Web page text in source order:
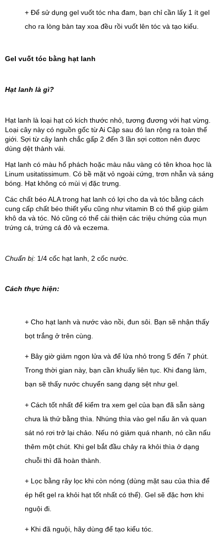
+ Để sử dụng gel vuốt tóc nha đam, bạn chỉ cần lấy 1 ít gel
cho ra lòng bàn tay xoa đều rồi vuốt lên tóc và tạo kiểu.
Gel vuốt tóc bằng hạt lanh
Hạt lanh là gì?
Hạt lanh là loại hạt có kích thước nhỏ, tương đương với hạt vừng.
Loại cây này có nguồn gốc từ Ai Cập sau đó lan rộng ra toàn thế
giới. Sợi từ cây lanh chắc gấp 2 đến 3 lần sợi cotton nên được
dùng dệt thành vải.
Hạt lanh có màu hổ phách hoặc màu nâu vàng có tên khoa học là
Linum usitatissimum. Có bề mặt vỏ ngoài cứng, trơn nhẫn và sáng
bóng. Hạt không có mùi vị đặc trưng.
Các chất béo ALA trong hạt lanh có lợi cho da và tóc bằng cách
cung cấp chất béo thiết yếu cũng như vitamin B có thể giúp giảm
khô da và tóc. Nó cũng có thể cải thiện các triệu chứng của mụn
trứng cá, trứng cá đỏ và eczema.
Chuẩn bị: 1/4 cốc hạt lanh, 2 cốc nước.
Cách thực hiện:
+ Cho hạt lanh và nước vào nồi, đun sôi. Bạn sẽ nhận thấy
bọt trắng ở trên cùng.
+ Bây giờ giảm ngọn lửa và để lửa nhỏ trong 5 đến 7 phút.
Trong thời gian này, bạn cần khuấy liên tục. Khi đang làm,
bạn sẽ thấy nước chuyển sang dạng sệt như gel.
+ Cách tốt nhất để kiểm tra xem gel của bạn đã sẵn sàng
chưa là thử bằng thìa. Nhúng thìa vào gel nấu ăn và quan
sát nó rơi trở lại chảo. Nếu nó giảm quá nhanh, nó cần nấu
thêm một chút. Khi gel bắt đầu chảy ra khỏi thìa ở dạng
chuỗi thì đã hoàn thành.
+ Lọc bằng rây lọc khi còn nóng (dùng mặt sau của thìa để
ép hết gel ra khỏi hạt tốt nhất có thể). Gel sẽ đặc hơn khi
nguội đi.
+ Khi đã nguội, hãy dùng để tạo kiểu tóc.